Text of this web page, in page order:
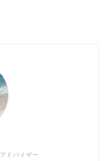
ドバイザー